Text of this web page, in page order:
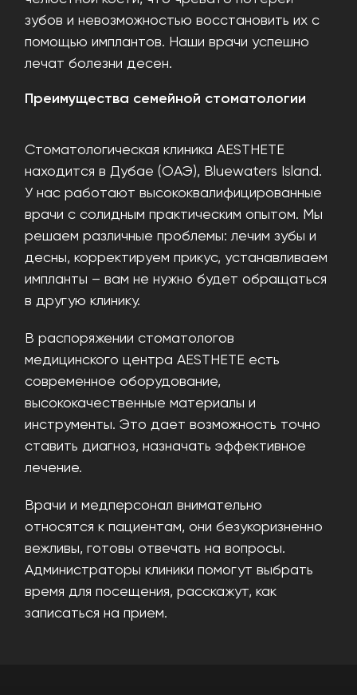
зубов и невозможностью восстановить их с
помощью имплантов. Наши врачи успешно
лечат болезни десен.
Преимущества семейной стоматологии
Стоматологическая клиника AESTHETE
находится в Дубае (ОАЭ), Bluewaters Island.
У нас работают высококвалифицированные
врачи с солидным практическим опытом. Мы
решаем различные проблемы: лечим зубы и
десны, корректируем прикус, устанавливаем
импланты – вам не нужно будет обращаться
в другую клинику.
В распоряжении стоматологов
медицинского центра AESTHETE есть
современное оборудование,
высококачественные материалы и
инструменты. Это дает возможность точно
ставить диагноз, назначать эффективное
лечение.
Врачи и медперсонал внимательно
относятся к пациентам, они безукоризненно
вежливы, готовы отвечать на вопросы.
Администраторы клиники помогут выбрать
время для посещения, расскажут, как
записаться на прием.